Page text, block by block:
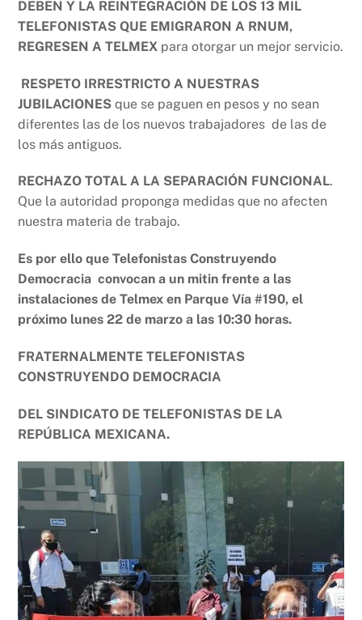
DEBEN Y LA REINTEGRACIÓN DE LOS 13 MIL
TELEFONISTAS QUE EMIGRARON A RNUM,
REGRESEN A TELMEX para otorgar un mejor servicio.
RESPETO IRRESTRICTO A NUESTRAS
JUBILACIONES que se paguen en pesos y no sean
diferentes las de los nuevos trabajadores de las de
los más antiguos.
RECHAZO TOTAL A LA SEPARACIÓN FUNCIONAL.
Que la autoridad proponga medidas que no afecten
nuestra materia de trabajo.
Es por ello que Telefonistas Construyendo
Democracia convocan a un mitin frente a las
instalaciones de Telmex en Parque Vía #190, el
próximo lunes 22 de marzo a las 10:30 horas.
FRATERNALMENTE TELEFONISTAS
CONSTRUYENDO DEMOCRACIA
DEL SINDICATO DE TELEFONISTAS DE LA
REPÚBLICA MEXICANA.